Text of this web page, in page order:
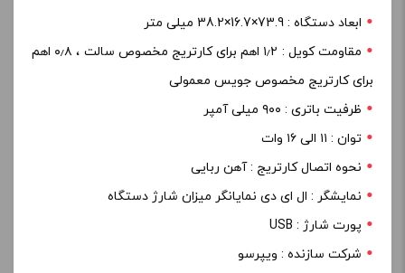
ابعاد دستگاه : 73.9×16.7×38.2 میلی متر
مقاومت کویل : ۱٫۲ اهم برای کارتریج مخصوص سالت ، ۰٫۸ اهم
برای کارتریج مخصوص جویس معمولی
ظرفیت باتری : ۹۰۰ میلی آمپر
توان : ۱۱ الی ۱۶ وات
نحوه اتصال کارتریج : آهن ربایی
نمایشگر : ال ای دی نمایانگر میزان شارژ دستگاه
پورت شارژ : USB
شرکت سازنده : ویپرسو